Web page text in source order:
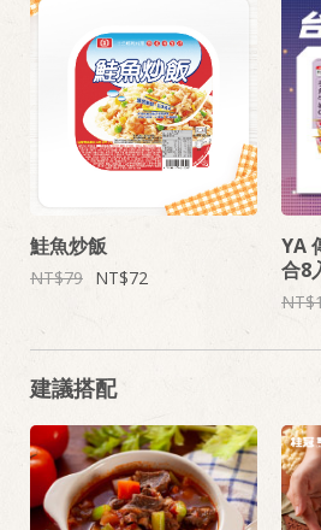
鮭魚炒飯
79 72
YA
合8
建議搭配